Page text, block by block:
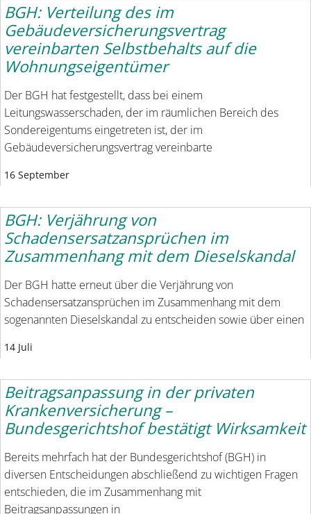
BGH: Verteilung des im
Gebäudeversicherungsvertrag
vereinbarten Selbstbehalts auf die
Wohnungseigentümer
Der BGH hat festgestellt, dass bei einem
Leitungswasserschaden, der im räumlichen Bereich des
Sondereigentums eingetreten ist, der im
Gebäudeversicherungsvertrag vereinbarte
16 September
BGH: Verjährung von
Schadensersatzansprüchen im
Zusammenhang mit dem Dieselskandal
Der BGH hatte erneut über die Verjährung von
Schadensersatzansprüchen im Zusammenhang mit dem
sogenannten Dieselskandal zu entscheiden sowie über einen
14 Juli
Beitragsanpassung in der privaten
Krankenversicherung –
Bundesgerichtshof bestätigt Wirksamkeit
Bereits mehrfach hat der Bundesgerichtshof (BGH) in
diversen Entscheidungen abschließend zu wichtigen Fragen
entschieden, die im Zusammenhang mit
Beitragsanpassungen in